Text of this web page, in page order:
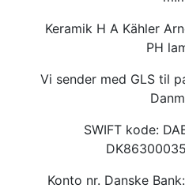
Keramik H A Kähler
PH
Vi sender med GLS til
SWIFT kode:
Konto nr. Danske